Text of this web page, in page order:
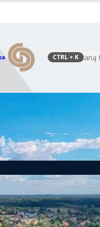
Szukaj
CTRL+ K